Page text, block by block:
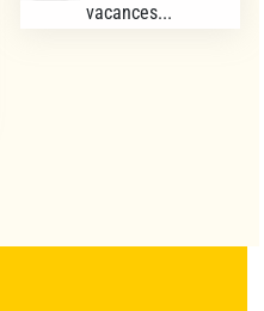
vacances...